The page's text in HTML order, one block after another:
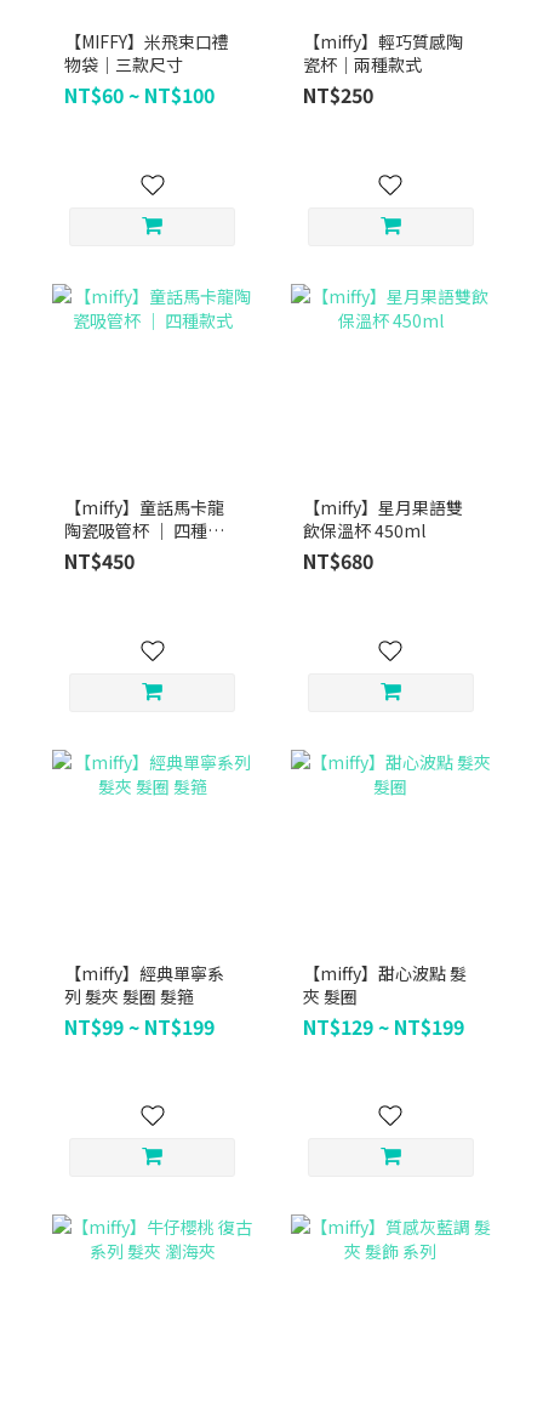
【MIFFY】米飛束口禮
物袋｜三款尺寸
NT$60 ~ NT$100
【miffy】輕巧質感陶
瓷杯｜兩種款式
NT$250
【miffy】童話馬卡龍
陶瓷吸管杯 ｜ 四種款
式
NT$450
【miffy】星月果語雙
飲保溫杯 450ml
NT$680
【miffy】經典單寧系
列 髮夾 髮圈 髮箍
NT$99 ~ NT$199
【miffy】甜心波點 髮
夾 髮圈
NT$129 ~ NT$199